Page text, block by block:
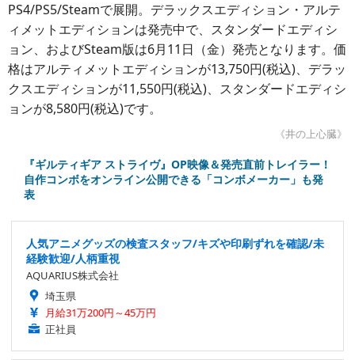
PS4/PS5/Steamで展開。デラックスエディション・アルテ
ィメットエディションは発売中で、スタンダードエディシ
ョン、およびSteam版は6月11日（金）発売となります。価
格はアルティメットエディションが13,750円(税込)、デラッ
クスエディションが11,550円(税込)、スタンダードエディシ
ョンが8,580円(税込)です。
《井の上心臓》
『ギルティギア ストライヴ』OP映像＆発売直前トレイラー！
自作コンボをオンライン公開できる「コンボメーカー」も発
表
人気アニメグッズの検査スタッフ/キズや印刷ずれを確認/未
経験歓迎/人柄重視
AQUARIUS株式会社
埼玉県
月給31万200円～45万円
正社員